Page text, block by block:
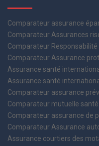
Comparateur assurance
Comparateur Assurances
Comparateur Responsabilité
Comparateur Assurance
Assurance santé
Assurance santé
Comparateur assurance
Comparateur mutuelle santé
Comparateur assurance de
Comparateur Assurance
Assurance courtiers des